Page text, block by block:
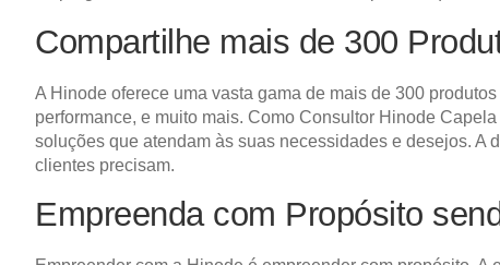
Compartilhe mais de 300
A Hinode oferece uma vasta gama de mais de 300
performance, e muito mais. Como Consultor Hinode
soluções que atendam às suas necessidades e desejos.
clientes precisam.
Empreenda com Propósito